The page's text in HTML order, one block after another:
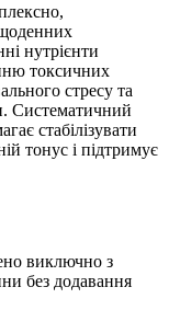
нутрієнти
токсичних
стресу та
Систематичний
стабілізувати
тонус і підтримує
виключно з
без додавання